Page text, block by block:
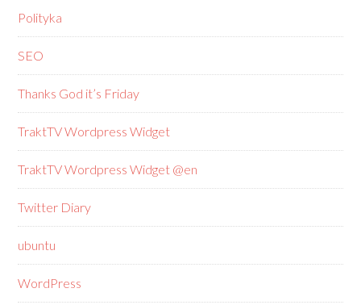
Polityka
SEO
Thanks God it’s Friday
TraktTV Wordpress Widget
TraktTV Wordpress Widget @en
Twitter Diary
ubuntu
WordPress